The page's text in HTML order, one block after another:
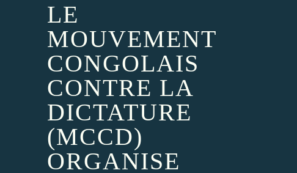
LE
MOUVEMENT
CONGOLAIS
CONTRE LA
DICTATURE
(MCCD)
ORGANISE